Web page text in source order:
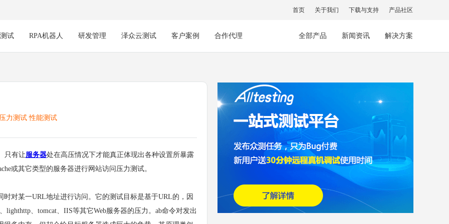
首页 关于我们 下载与支持 产品社区
试 RPA机器人 研发管理 泽众云测试 客户案例 合作代理 全部产品 新闻资讯 解决方案
力测试 性能测试
只有让服务器处在高压情况下才能真正体现出各种设置所暴露
或其它类型的服务器进行网站访问压力测试。
某一URL地址进行访问。它的测试目标是基于URL的，因
、tomcat、IIS等其它Web服务器的压力。ab命令对发出